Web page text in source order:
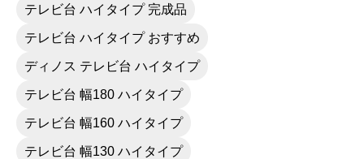
テレビ台 ハイタイプ 完成品
テレビ台 ハイタイプ おすすめ
ディノス テレビ台 ハイタイプ
テレビ台 幅180 ハイタイプ
テレビ台 幅160 ハイタイプ
テレビ台 幅130 ハイタイプ